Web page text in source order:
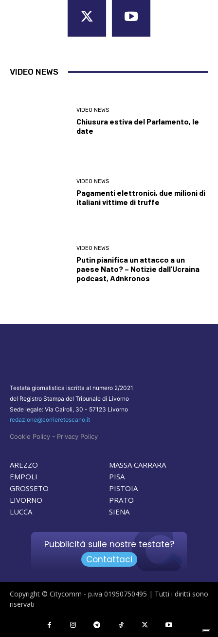
VIDEO NEWS
VIDEO NEWS
Chiusura estiva del Parlamento, le
date
VIDEO NEWS
Pagamenti elettronici, due milioni di
italiani vittime di truffe
VIDEO NEWS
Putin pianifica un attacco a un
paese Nato? – Notizie dall’Ucraina
podcast, Adnkronos
Testata giornalistica iscritta al numero 2/2021
del Registro Stampa del Tribunale di Livorno
Sede legale: Via Cairoli, 30 - 57123 Livorno
redazione@corrieretoscano.it
Cookie Policy - Privacy Policy
AREZZO
EMPOLI
GROSSETO
LIVORNO
LUCCA
MASSA CARRARA
PISA
PISTOIA
PRATO
SIENA
Pubblicità sulle nostre testate?
Contattaci
Copyright © Citycomm - p.iva 01950750495 | Tutti i diritti sono
riservati